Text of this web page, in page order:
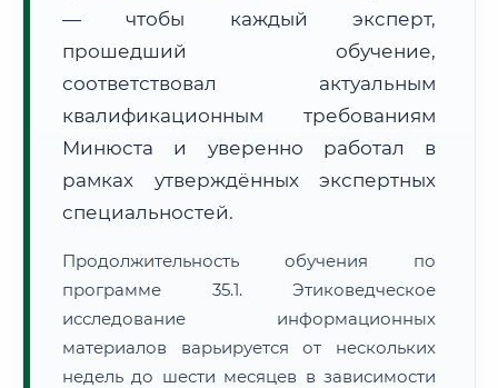
Нажмите на документ для увеличения и просмотра
— чтобы каждый эксперт,
прошедший обучение,
соответствовал актуальным
квалификационным требованиям
Минюста и уверенно работал в
рамках утверждённых экспертных
специальностей.
Продолжительность обучения по
программе 35.1. Этиковедческое
исследование информационных
материалов варьируется от нескольких
недель до шести месяцев в зависимости